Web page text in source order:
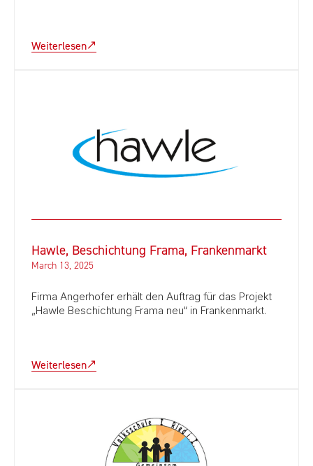
Weiterlesen
Hawle, Beschichtung Frama, Frankenmarkt
March 13, 2025
Firma Angerhofer erhält den Auftrag für das Projekt
„Hawle Beschichtung Frama neu“ in Frankenmarkt.
Weiterlesen